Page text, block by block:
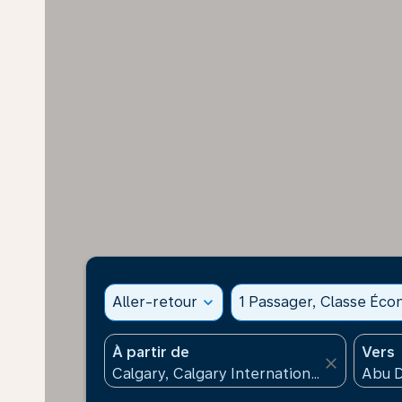
Aller-retour expand_more 1 Passager, Classe
À partir de
close
Vers